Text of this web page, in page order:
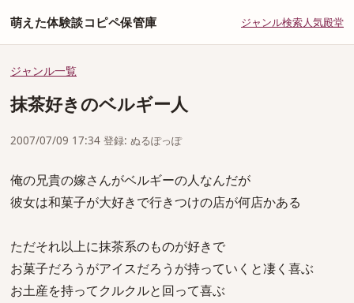
萌えた体験談コピペ保管庫 ジャンル検索人気殿堂
ジャンル一覧
抹茶好きのベルギー人
2007/07/09 17:34 登録: ぬるぽっぽ
俺の兄貴の嫁さんがベルギーの人なんだが
彼女は和菓子が大好きで行きつけの店が何店かある
ただそれ以上に抹茶系のものが好きで
お菓子だろうがアイスだろうが持っていくと凄く喜ぶ
お土産を持ってクルクルと回って喜ぶ